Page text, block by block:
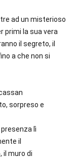
ad un misterioso
primi la sua vera
il segreto, il
a che non si
sorpreso e
lì
il
il muro di